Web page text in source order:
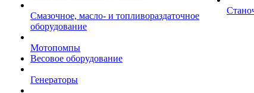
Смазочное, масло- и топливораздаточное
оборудование
Мотопомпы
Весовое оборудование
Генераторы